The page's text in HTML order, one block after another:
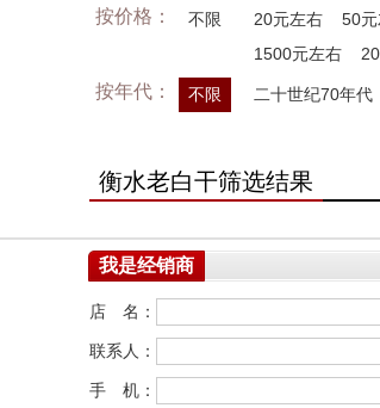
按价格： 不限 20元左右 50
1500元左右
按年代： 不限 二十世纪70年代
衡水老白干筛选结果
我是经销商
店 名：
联系人：
手 机：